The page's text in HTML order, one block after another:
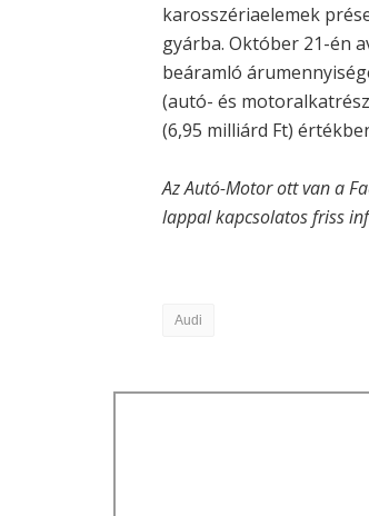
karosszériaelemek
gyárba. Október 21-én
beáramló
(autó- és
(6,95 milliárd Ft)
Az Autó-Motor ott van a
lappal kapcsolatos friss
Audi